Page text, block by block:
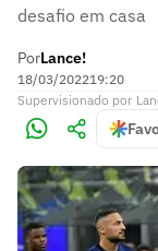
desafio em casa
PorLance!
18/03/202219:20
Supervisionado por